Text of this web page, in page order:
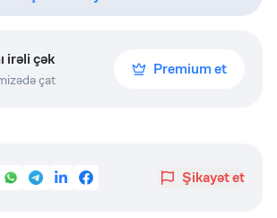
irəli çək
çat
Premium et
Şikayət et